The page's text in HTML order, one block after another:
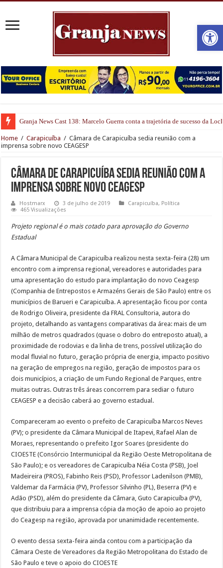
Granja News Cast 138: Marcelo Guerra conta a trajetória de sucesso da
Home / Carapicuíba / Câmara de Carapicuíba sedia reunião com a
imprensa sobre novo CEAGESP
Câmara de Carapicuíba sedia reunião com a
imprensa sobre novo CEAGESP
Hostmarx 3 de julho de 2019 Carapicuíba, Política
465 Visualizações
Projeto regional é o mais cotado para aprovação do Governo
Estadual
A Câmara Municipal de Carapicuíba realizou nesta sexta-feira (28) um
encontro com a imprensa regional, vereadores e autoridades para
uma apresentação do estudo para implantação do novo Ceagesp
(Companhia de Entrepostos e Armazéns Gerais de São Paulo) entre os
municípios de Barueri e Carapicuíba. A apresentação ficou por conta
de Rodrigo Oliveira, presidente da FRAL Consultoria, autora do
projeto, detalhando as vantagens comparativas da área: mais de um
milhão de metros quadrados (quase o dobro do entreposto atual), a
proximidade de rodovias e da linha de trens, possível utilização do
modal fluvial no futuro, geração própria de energia, impacto positivo
na geração de empregos na região, geração de impostos para os
dois municípios, a criação de um Fundo Regional de Parques, entre
muitas outras. Outras três áreas concorrem para sediar o futuro
CEAGESP e a decisão caberá ao governo estadual.
Compareceram ao evento o prefeito de Carapicuíba Marcos Neves
(PV); o presidente da Câmara Municipal de Itapevi, Rafael Alan de
Moraes, representando o prefeito Igor Soares (presidente do
CIOESTE (Consórcio Intermunicipal da Região Oeste Metropolitana de
São Paulo); e os vereadores de Carapicuíba Néia Costa (PSB), Joel
Madeireira (PROS), Fabinho Reis (PSD), Professor Ladenilson (PMB),
Valdemar da Farmácia (PV), Professor Silvinho (PL), Beserra (PV) e
Adão (PSD), além do presidente da Câmara, Guto Carapicuíba (PV),
que distribuiu para a imprensa cópia da moção de apoio ao projeto
do Ceagesp na região, aprovada por unanimidade recentemente.
O evento dessa sexta-feira ainda contou com a participação da
Câmara Oeste de Vereadores da Região Metropolitana do Estado de
São Paulo e teve o apoio do CIOESTE